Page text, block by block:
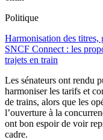
Politique
Harmonisation des titres,
SNCF Connect : les
trajets en train
Les sénateurs ont rendu
harmoniser les tarifs et
de trains, alors que les
l’ouverture à la
ont bon espoir de voir
cadre.